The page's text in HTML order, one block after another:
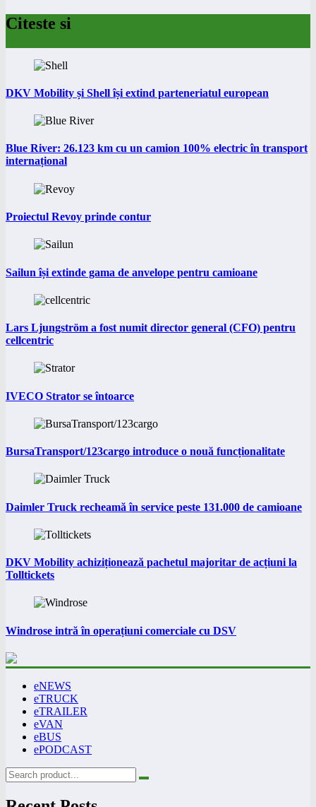
Citeste si
DKV Mobility și Shell își extind parteneriatul european
Blue River: 26.123 km cu un camion 100% electric în transport
internațional
Proiectul Revoy prinde contur
Sailun își extinde gama de anvelope pentru camioane
Lars Ljungström a fost numit director general (CFO) pentru
cellcentric
IVECO Strator se întoarce
BursaTransport/123cargo introduce o nouă funcționalitate
Daimler Truck recheamă în service peste 131.000 de camioane
DKV Mobility achiziționează pachetul majoritar de acțiuni la
Tolltickets
Windrose intră în operațiuni comerciale cu DSV
eNEWS
eTRUCK
eTRAILER
eVAN
eBUS
ePODCAST